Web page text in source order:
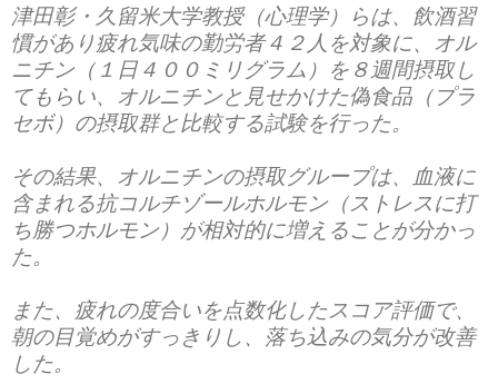
津田彰・久留米大学教授（心理学）らは、飲酒習
慣があり疲れ気味の勤労者４２人を対象に、オル
ニチン（１日４００ミリグラム）を８週間摂取し
てもらい、オルニチンと見せかけた偽食品（プラ
セボ）の摂取群と比較する試験を行った。
その結果、オルニチンの摂取グループは、血液に
含まれる抗コルチゾールホルモン（ストレスに打
ち勝つホルモン）が相対的に増えることが分かっ
た。
また、疲れの度合いを点数化したスコア評価で、
朝の目覚めがすっきりし、落ち込みの気分が改善
した。